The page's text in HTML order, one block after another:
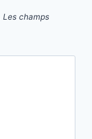
Les champs